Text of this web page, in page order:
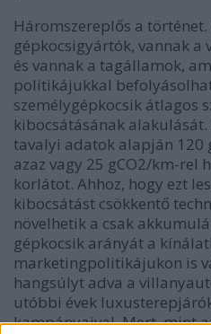
Háromszereplős a történet.
gépkocsigyártók, vannak a
és vannak a tagállamok,
politikájukkal
személygépkocsik átlagos
kibocsátásának
tavalyi adatok alapján 120
azaz vagy 25 gCO2/km-rel
korlátot. Ahhoz, hogy ezt
kibocsátást csökkentő
növelhetik a csak
gépkocsik arányát a
marketingpolitikájukon is
hangsúlyt adva a
utóbbi évek
kampányaival. Mert, mint